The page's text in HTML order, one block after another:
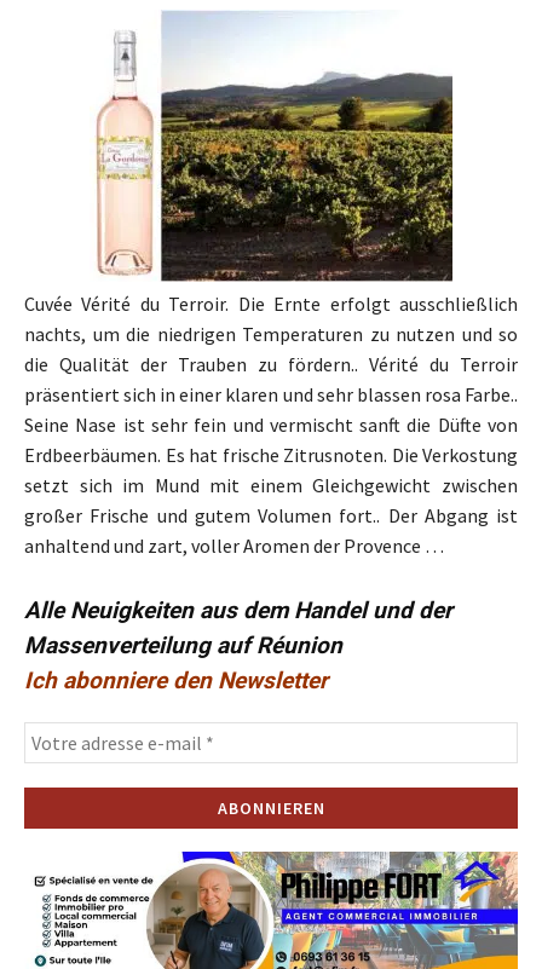
Cuvée Vérité du Terroir. Die Ernte erfolgt ausschließlich
nachts, um die niedrigen Temperaturen zu nutzen und so
die Qualität der Trauben zu fördern.. Vérité du Terroir
präsentiert sich in einer klaren und sehr blassen rosa Farbe..
Seine Nase ist sehr fein und vermischt sanft die Düfte von
Erdbeerbäumen. Es hat frische Zitrusnoten. Die Verkostung
setzt sich im Mund mit einem Gleichgewicht zwischen
großer Frische und gutem Volumen fort.. Der Abgang ist
anhaltend und zart, voller Aromen der Provence …
Alle Neuigkeiten aus dem Handel und der
Massenverteilung auf Réunion
Ich abonniere den Newsletter